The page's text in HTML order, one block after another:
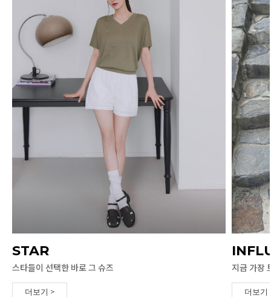
STAR
스타들이 선택한 바로 그 슈즈
더보기 >
지금 가장
더보기